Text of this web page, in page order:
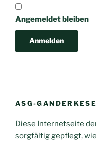
Angemeldet bleiben
ASG-
Diese Internetseite
sorgfältig gepflegt,